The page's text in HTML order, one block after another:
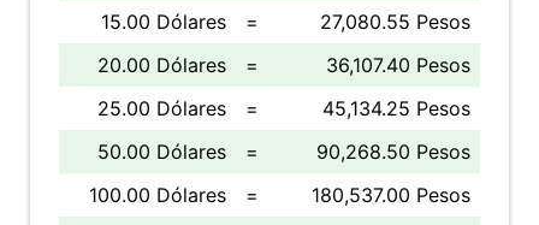
15.00 Dólares
=
27,080.55 Pesos
20.00 Dólares
=
36,107.40 Pesos
25.00 Dólares
=
45,134.25 Pesos
50.00 Dólares
=
90,268.50 Pesos
100.00 Dólares
=
180,537.00 Pesos